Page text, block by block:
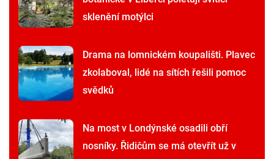
sklenění motýlci
Drama na lomnickém koupališti. Plavec
zkolaboval, lidé na sítích řešili pomoc
svědků
Na most v Londýnské osadili obří
nosníky. Řidičům se má otevřít už v